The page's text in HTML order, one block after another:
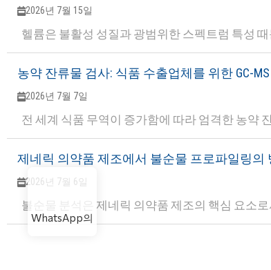
2026년 7월 15일
헬륨은 불활성 성질과 광범위한 스펙트럼 특성
농약 잔류물 검사: 식품 수출업체를 위한 GC-
2026년 7월 7일
전 세계 식품 무역이 증가함에 따라 엄격한 농약
제네릭 의약품 제조에서 불순물 프로파일링의
2026년 7월 6일
불순물 분석은 제네릭 의약품 제조의 핵심 요소
WhatsApp의